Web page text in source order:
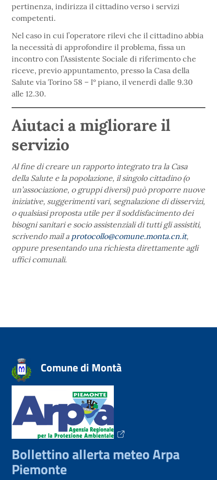
pertinenza, indirizza il cittadino verso i servizi
competenti.
Nel caso in cui l’operatore rilevi che il cittadino abbia
la necessità di approfondire il problema, fissa un
incontro con l’Assistente Sociale di riferimento che
riceve, previo appuntamento, presso la Casa della
Salute via Torino 58 – I° piano, il venerdì dalle 9.30
alle 12.30.
Aiutaci a migliorare il
servizio
Al fine di creare un rapporto integrato tra la Casa
della Salute e la popolazione, il singolo cittadino (o
un’associazione, o gruppi diversi) può proporre nuove
iniziative, suggerimenti vari, segnalazione di disservizi,
o qualsiasi proposta utile per il soddisfacimento dei
bisogni sanitari e socio assistenziali di tutti gli assistiti,
scrivendo mail a protocollo@comune.monta.cn.it,
oppure presentando una richiesta direttamente agli
uffici comunali.
Comune di Montà
Bollettino allerta meteo Arpa
Piemonte